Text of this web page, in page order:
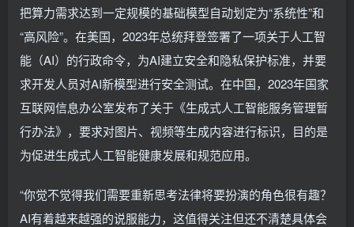
把算力需求达到一定规模的基础模型自动划定为“系统性”和
“高风险”。在美国，2023年总统拜登签署了一项关于人工智
能（AI）的行政命令，为AI建立安全和隐私保护标准，并要
求开发人员对AI新模型进行安全测试。在中国，2023年国家
互联网信息办公室发布了关于《生成式人工智能服务管理暂
行办法》，要求对图片、视频等生成内容进行标识，目的是
为促进生成式人工智能健康发展和规范应用。
“你觉不觉得我们需要重新思考法律将要扮演的角色很有趣？
AI有着越来越强的说服能力，这值得关注但还不清楚具体会